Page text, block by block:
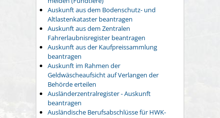
Auskunft aus dem Bodenschutz- und
Altlastenkataster beantragen
Auskunft aus dem Zentralen
Fahrerlaubnisregister beantragen
Auskunft aus der Kaufpreissammlung
beantragen
Auskunft im Rahmen der
Geldwäscheaufsicht auf Verlangen der
Behörde erteilen
Ausländerzentralregister - Auskunft
beantragen
Ausländische Berufsabschlüsse für HWK-